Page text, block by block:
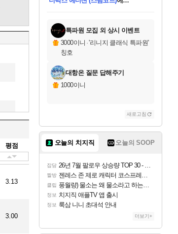
평점
3.13
3.00
교환.
당첨되셨습니다.
당첨되셨습니다.
당첨되셨습니다.
당첨되셨습니다.
당첨되셨습니다.
에디션 (스팀코드)를 교환.
당첨되셨습니다.
특파원 모집 외 상시 이벤트
3000이니 ·'리니지 클래식 특파원'
칭호
대항온 질문 답해주기
1000이니
새로고침
오늘의 치지직 오늘의 SOOP
잡담 26년 7월 팔로우 상승량 TOP 30 - 월간 치지직
짤방 젠레스 존 제로 캐릭터 코스프레한 꽁주
클립 풍월량) 물소는 왜 물소라고 하는거야? 아! 그만 ㅋㅋ
정보 치지직 애플TV 앱 출시
정보 룩삼 니니 초대석 안내
더보기+